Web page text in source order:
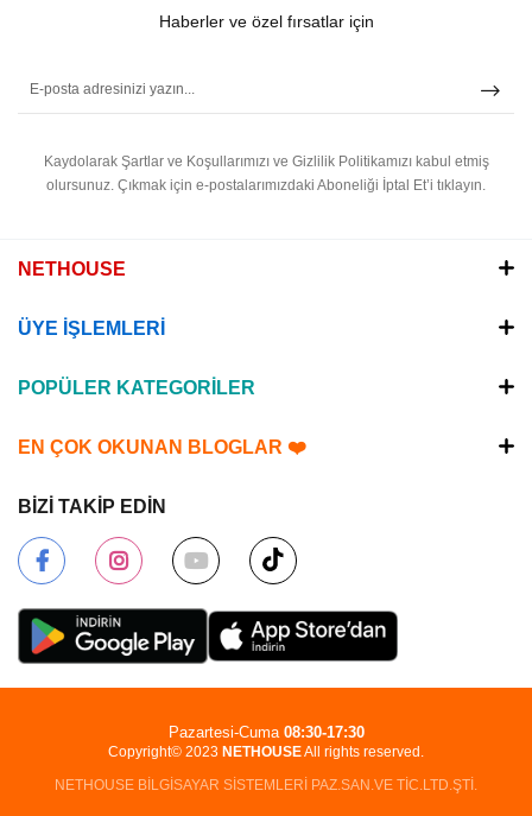
Haberler ve özel fırsatlar için
Kaydolarak Şartlar ve Koşullarımızı ve Gizlilik Politikamızı kabul etmiş
olursunuz. Çıkmak için e-postalarımızdaki Aboneliği İptal Et’i tıklayın.
NETHOUSE
ÜYE İŞLEMLERİ
POPÜLER KATEGORİLER
EN ÇOK OKUNAN BLOGLAR ❤️
BİZİ TAKİP EDİN
Copyright© 2023 NETHOUSEAll rights reserved.
NETHOUSE BİLGİSAYAR SİSTEMLERİ PAZ.SAN.VE TİC.LTD.ŞTİ.
Pazartesi-Cuma 08:30-17:30